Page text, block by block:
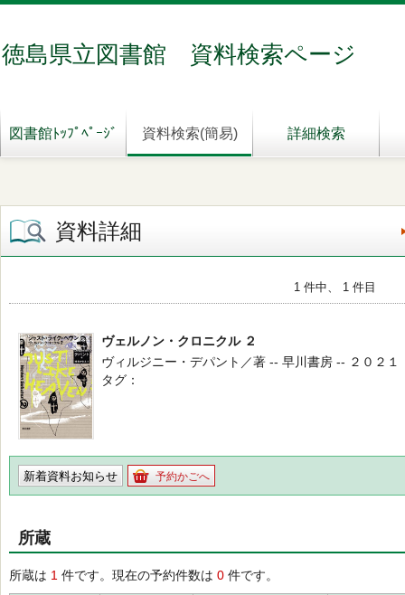
徳島県立図書館 資料検索ページ
図書館ﾄｯﾌﾟﾍﾟｰｼﾞ 資料検索(簡易) 詳細検索
資料詳細
1 件中、 1 件目
ヴェルノン・クロニクル ２
ヴィルジニー・デパント／著 -- 早川書房 -- ２０２１
タグ
新着資料お知らせ 予約かごへ
所蔵
所蔵は 1 件です。現在の予約件数は 0 件です。